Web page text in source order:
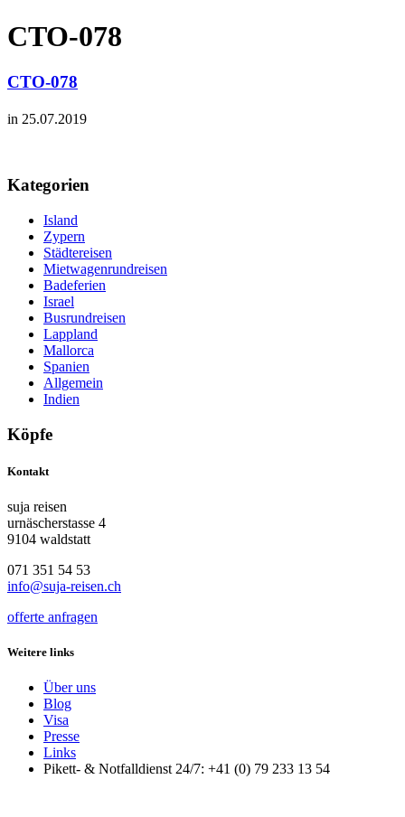
CTO-078
CTO-078
in 25.07.2019
Kategorien
Island
Zypern
Städtereisen
Mietwagenrundreisen
Badeferien
Israel
Busrundreisen
Lappland
Mallorca
Spanien
Allgemein
Indien
Köpfe
Kontakt
suja reisen
urnäscherstasse 4
9104 waldstatt
071 351 54 53
info@suja-reisen.ch
offerte anfragen
Weitere links
Über uns
Blog
Visa
Presse
Links
Pikett- & Notfalldienst 24/7: +41 (0) 79 233 13 54